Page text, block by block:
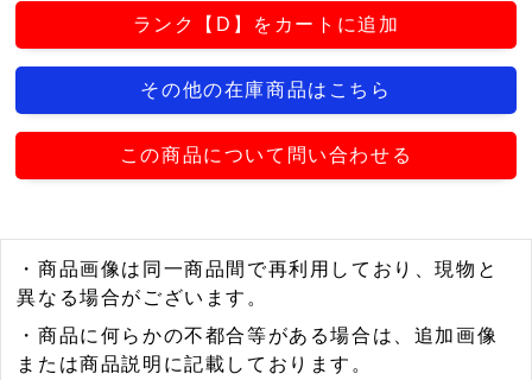
ランク【D】をカートに追加
その他の在庫商品はこちら
この商品について問い合わせる
・商品画像は同一商品間で再利用しており、現物と
異なる場合がございます。
・商品に何らかの不都合等がある場合は、追加画像
または商品説明に記載しております。